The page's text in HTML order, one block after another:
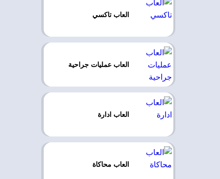
العاب تاكسي
العاب عمليات جراحية
العاب ادارة
العاب محاكاة